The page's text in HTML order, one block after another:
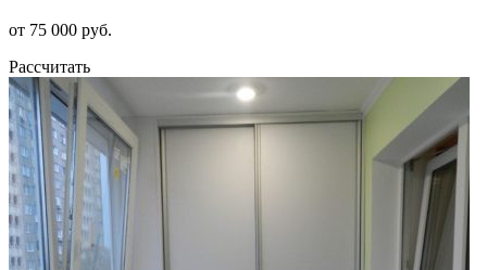
от 75 000 руб.
Рассчитать